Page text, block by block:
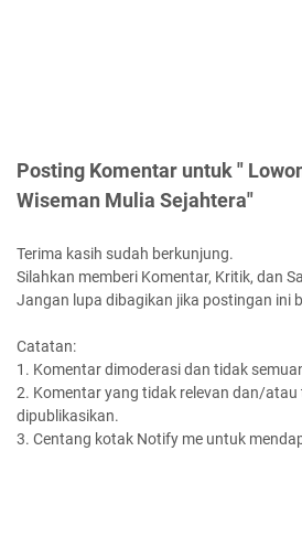
Posting Komentar untuk "
Wiseman Mulia Sejahtera"
Terima kasih sudah berkunjung.
Silahkan memberi Komentar, Kritik, dan
Jangan lupa dibagikan jika postingan ini
Catatan:
1. Komentar dimoderasi dan tidak
2. Komentar yang tidak relevan dan/
dipublikasikan.
3. Centang kotak Notify me untuk